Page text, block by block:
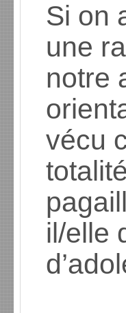
Si on
une
notre
vécu
il/elle